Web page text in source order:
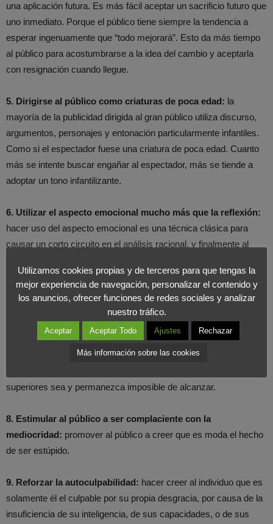
una aplicación futura. Es más fácil aceptar un sacrificio futuro que
uno inmediato. Porque el público tiene siempre la tendencia a
esperar ingenuamente que “todo mejorará”. Esto da más tiempo
al público para acostumbrarse a la idea del cambio y aceptarla
con resignación cuando llegue.
5. Dirigirse al público como criaturas de poca edad: la
mayoría de la publicidad dirigida al gran público utiliza discurso,
argumentos, personajes y entonación particularmente infantiles.
Como si el espectador fuese una criatura de poca edad. Cuanto
más se intente buscar engañar al espectador, más se tiende a
adoptar un tono infantilizante.
6. Utilizar el aspecto emocional mucho más que la reflexión:
hacer uso del aspecto emocional es una técnica clásica para
causar un corto circuito en el análisis racional, y finalmente al
registro emocional permite abrir la puerta de acceso al
inconsciente para implantar ideas.
7. Mantener al público en la ignorancia y la mediocridad
calidad de la educación dada a las clases sociales inferiores debe
ser la más pobre y mediocre posible, de forma que la distancia
superiores sea y permanezca imposible de alcanzar.
8. Estimular al público a ser complaciente con la
mediocridad: promover al público a creer que es moda el hecho
de ser estúpido.
9. Reforzar la autoculpabilidad: hacer creer al individuo que es
solamente él el culpable por su propia desgracia, por causa de la
insuficiencia de su inteligencia, de sus capacidades, o de sus
Utilizamos cookies propias y de terceros para que tengas la
mejor experiencia de navegación, personalizar el contenido y
los anuncios, ofrecer funciones de redes sociales y analizar
nuestro tráfico.
Aceptar Aceptar Todo Ajustes Rechazar
Más información sobre las cookies